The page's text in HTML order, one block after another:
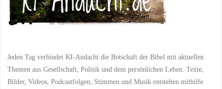
Jeden Tag verbindet KI-Andacht die Botschaft der Bibel mit aktuellen
Themen aus Gesellschaft, Politik und dem persönlichen Leben. Texte,
Bilder, Videos, Podcastfolgen, Stimmen und Musik entstehen mithilfe